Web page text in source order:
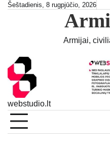
SkipŠeštadienis, 8 rugpjūčio, 2026
Armijai,
webstudio.lt